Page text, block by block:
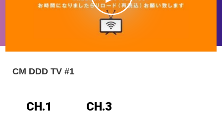
CM DDD TV #1
CH.1 CH.3